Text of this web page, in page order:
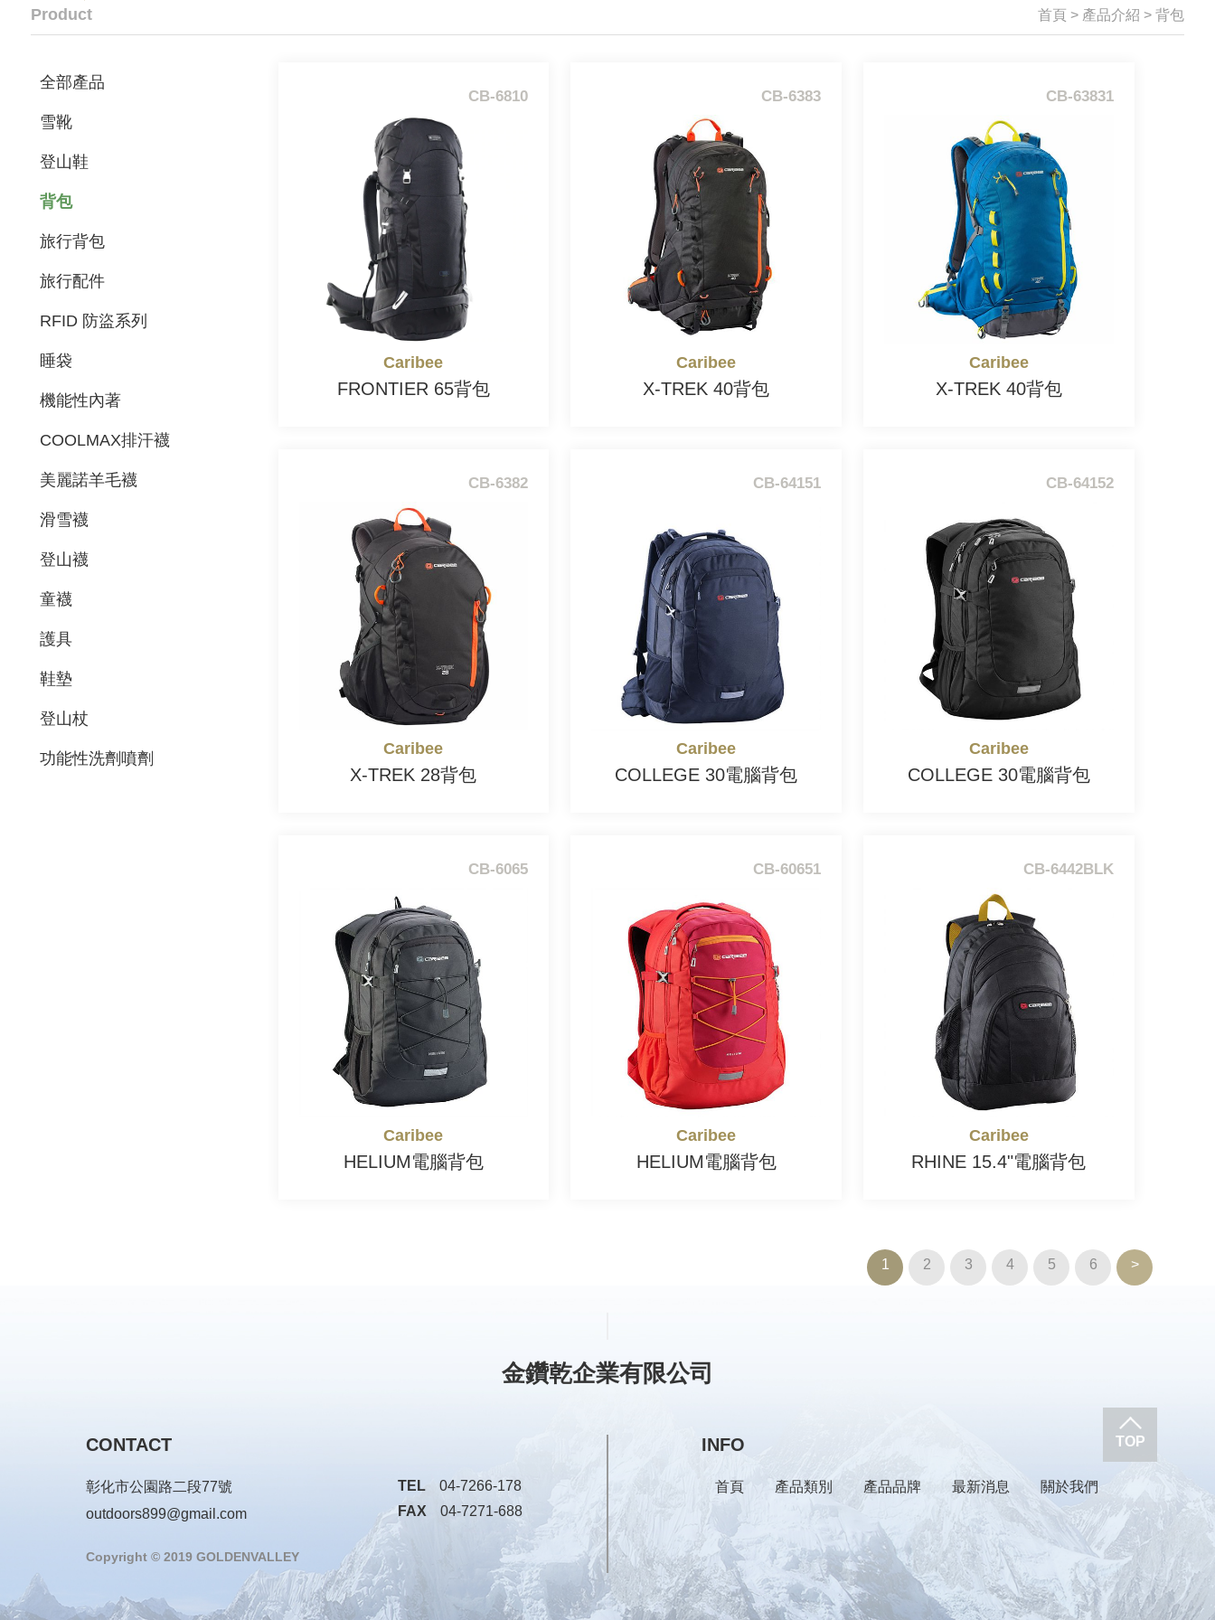
Product 首頁 > 產品介紹 >背包
全部產品
雪靴
登山鞋
背包
旅行背包
旅行配件
RFID 防盜系列
睡袋
機能性內著
COOLMAX排汗襪
美麗諾羊毛襪
滑雪襪
登山襪
童襪
護具
鞋墊
登山杖
功能性洗劑噴劑
CB-6810
Caribee
FRONTIER 65背包
CB-6383
Caribee
X-TREK 40背包
CB-63831
Caribee
X-TREK 40背包
CB-6382
Caribee
X-TREK 28背包
CB-64151
Caribee
COLLEGE 30電腦背包
CB-64152
Caribee
COLLEGE 30電腦背包
CB-6065
Caribee
HELIUM電腦背包
CB-60651
Caribee
HELIUM電腦背包
CB-6442BLK
Caribee
RHINE 15.4"電腦背包
1 2 3 4 5 6 >
金鑽乾企業有限公司
CONTACT
彰化市公園路二段77號
outdoors899@gmail.com
TEL
04-7266-178
FAX
04-7271-688
Copyright © 2019 GOLDENVALLEY
INFO
首頁 產品類別 產品品牌 最新消息 關於我們
TOP